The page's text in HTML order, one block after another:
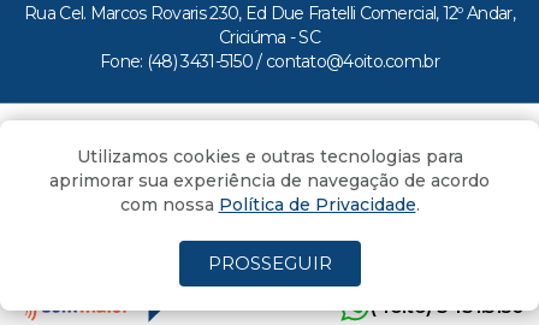
Rua Cel. Marcos Rovaris 230, Ed Due Fratelli Comercial, 12º Andar,
Criciúma - SC
Fone: (48) 3431-5150 / contato@4oito.com.br
Todos os direitos reservados ao Portal 4oito
(4oito) 3431.5150
Utilizamos cookies e outras tecnologias para
aprimorar sua experiência de navegação de acordo
com nossa Política de Privacidade.
PROSSEGUIR